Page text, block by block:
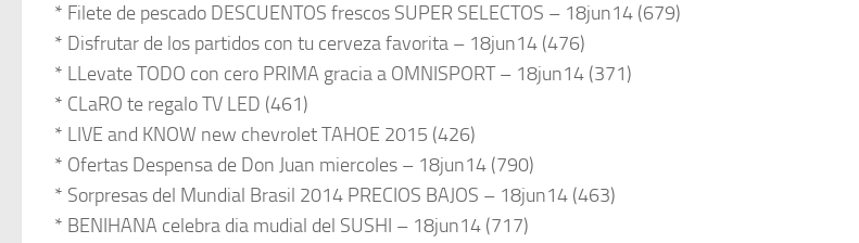
* Filete de pescado DESCUENTOS frescos SUPER SELECTOS – 18jun14 (679)
* Disfrutar de los partidos con tu cerveza favorita – 18jun14 (476)
* LLevate TODO con cero PRIMA gracia a OMNISPORT – 18jun14 (371)
* CLaRO te regalo TV LED (461)
* LIVE and KNOW new chevrolet TAHOE 2015 (426)
* Ofertas Despensa de Don Juan miercoles – 18jun14 (790)
* Sorpresas del Mundial Brasil 2014 PRECIOS BAJOS – 18jun14 (463)
* BENIHANA celebra dia mudial del SUSHI – 18jun14 (717)